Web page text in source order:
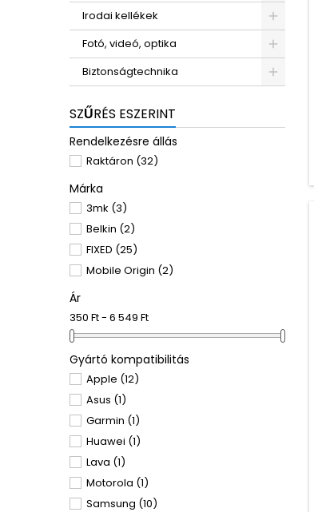
Irodai kellékek
Fotó, videó, optika
Biztonságtechnika
SZŰRÉS ESZERINT
Rendelkezésre állás
Raktáron (32)
Márka
3mk (3)
Belkin (2)
FIXED (25)
Mobile Origin (2)
Ár
350 Ft - 6 549 Ft
Gyártó kompatibilitás
Apple (12)
Asus (1)
Garmin (1)
Huawei (1)
Lava (1)
Motorola (1)
Samsung (10)